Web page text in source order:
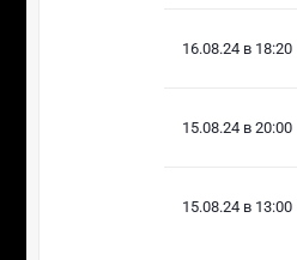
16.08.24 в 18:20
15.08.24 в 20:00
15.08.24 в 13:00